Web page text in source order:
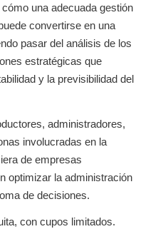
una adecuada gestión
convertirse en una
pasar del análisis de los
estratégicas que
y la previsibilidad del
administradores,
involucradas en la
de empresas
optimizar la administración
de decisiones.
con cupos limitados.